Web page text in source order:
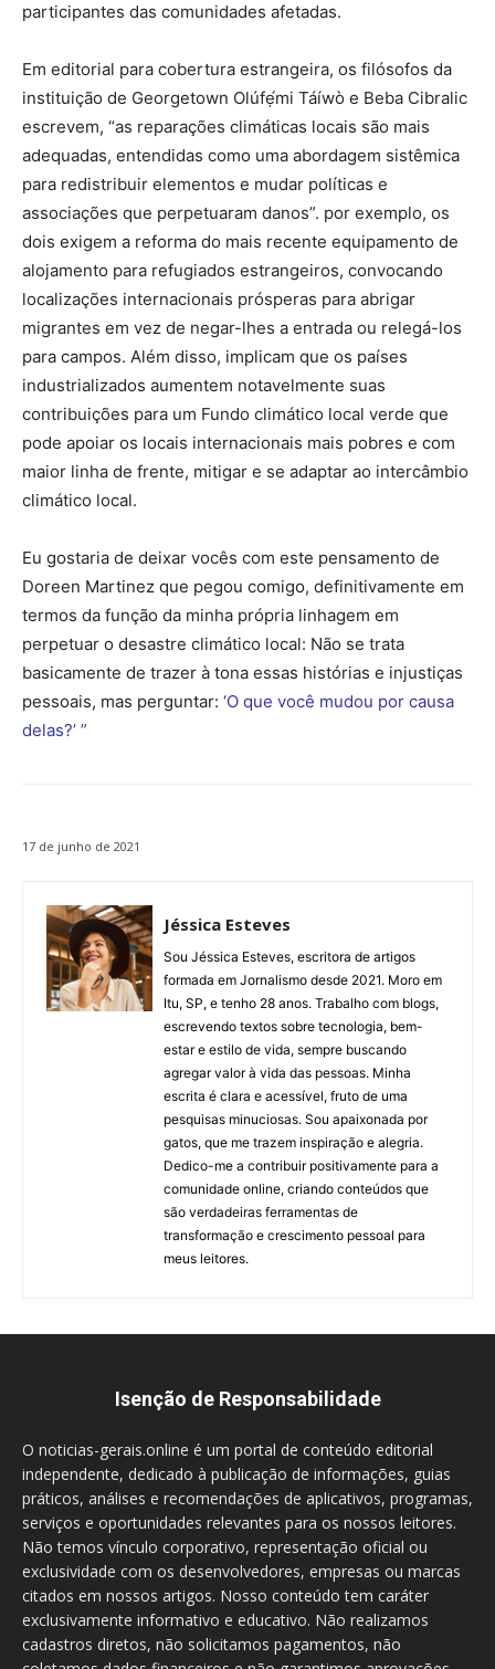
participantes das comunidades afetadas.
Em editorial para cobertura estrangeira, os filósofos da
instituição de Georgetown Olúfẹ́mi Táíwò e Beba Cibralic
escrevem, “as reparações climáticas locais são mais
adequadas, entendidas como uma abordagem sistêmica
para redistribuir elementos e mudar políticas e
associações que perpetuaram danos”. por exemplo, os
dois exigem a reforma do mais recente equipamento de
alojamento para refugiados estrangeiros, convocando
localizações internacionais prósperas para abrigar
migrantes em vez de negar-lhes a entrada ou relegá-los
para campos. Além disso, implicam que os países
industrializados aumentem notavelmente suas
contribuições para um Fundo climático local verde que
pode apoiar os locais internacionais mais pobres e com
maior linha de frente, mitigar e se adaptar ao intercâmbio
climático local.
Eu gostaria de deixar vocês com este pensamento de
Doreen Martinez que pegou comigo, definitivamente em
termos da função da minha própria linhagem em
perpetuar o desastre climático local: Não se trata
basicamente de trazer à tona essas histórias e injustiças
pessoais, mas perguntar: ‘O que você mudou por causa
delas?’ ”
17 de junho de 2021
Jéssica Esteves
Sou Jéssica Esteves, escritora de artigos
formada em Jornalismo desde 2021. Moro em
Itu, SP, e tenho 28 anos. Trabalho com blogs,
escrevendo textos sobre tecnologia, bem-
estar e estilo de vida, sempre buscando
agregar valor à vida das pessoas. Minha
escrita é clara e acessível, fruto de uma
pesquisas minuciosas. Sou apaixonada por
gatos, que me trazem inspiração e alegria.
Dedico-me a contribuir positivamente para a
comunidade online, criando conteúdos que
são verdadeiras ferramentas de
transformação e crescimento pessoal para
meus leitores.
Isenção de Responsabilidade
O noticias-gerais.online é um portal de conteúdo editorial
independente, dedicado à publicação de informações, guias
práticos, análises e recomendações de aplicativos, programas,
serviços e oportunidades relevantes para os nossos leitores.
Não temos vínculo corporativo, representação oficial ou
exclusividade com os desenvolvedores, empresas ou marcas
citados em nossos artigos. Nosso conteúdo tem caráter
exclusivamente informativo e educativo. Não realizamos
cadastros diretos, não solicitamos pagamentos, não